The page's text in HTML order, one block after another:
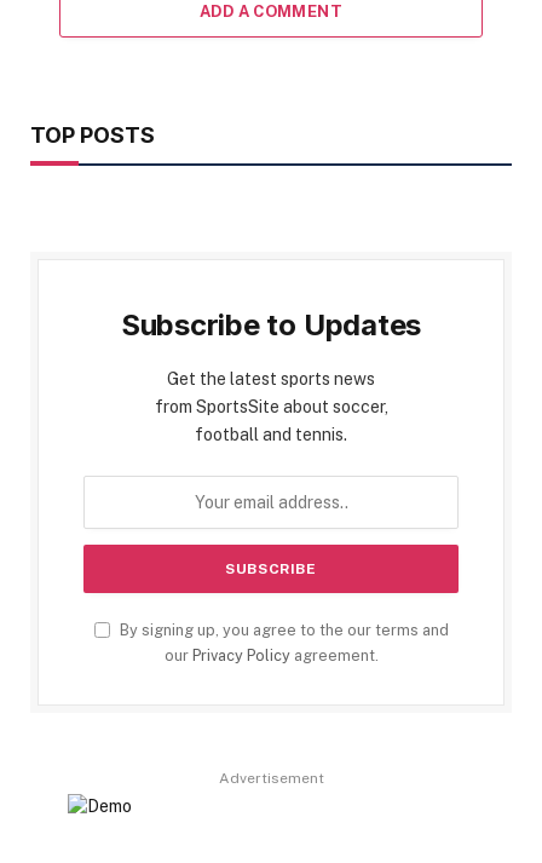
ADD A COMMENT
TOP POSTS
Subscribe to Updates
Get the latest sports news
from SportsSite about soccer,
football and tennis.
By signing up, you agree to the our terms and
our Privacy Policyagreement.
Advertisement